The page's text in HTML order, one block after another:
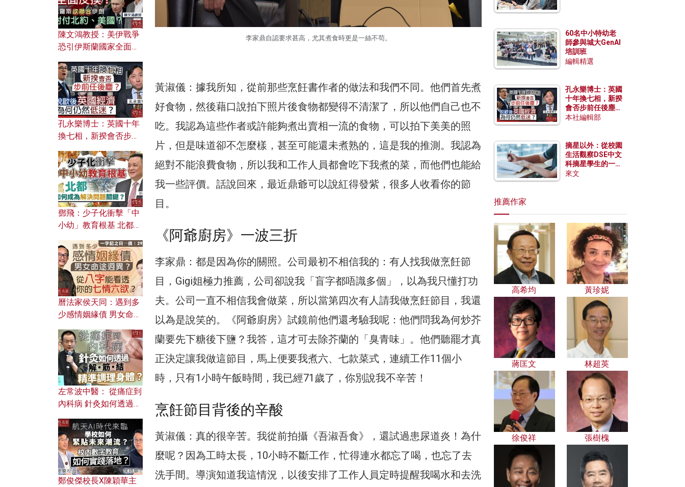
李家鼎自認要求甚高，尤其煮食時更是一絲不苟。
黃淑儀：據我所知，從前那些烹飪書作者的做法和我們不同。他們首先煮
好食物，然後藉口說拍下照片後食物都變得不清潔了，所以他們自己也不
吃。我認為這些作者或許能夠煮出賣相一流的食物，可以拍下美美的照
片，但是味道卻不怎麼樣，甚至可能還未煮熟的，這是我的推測。我認為
絕對不能浪費食物，所以我和工作人員都會吃下我煮的菜，而他們也能給
我一些評價。話說回來，最近鼎爺可以說紅得發紫，很多人收看你的節
目。
《阿爺廚房》一波三折
李家鼎：都是因為你的關照。公司最初不相信我的：有人找我做烹飪節
目，Gigi姐極力推薦，公司卻說我「盲字都唔識多個」，以為我只懂打功
夫。公司一直不相信我會做菜，所以當第四次有人請我做烹飪節目，我還
以為是說笑的。《阿爺廚房》試鏡前他們還考驗我呢：他們問我為何炒芥
蘭要先下糖後下鹽？我答，這才可去除芥蘭的「臭青味」。他們聽罷才真
正決定讓我做這節目，馬上便要我煮六、七款菜式，連續工作11個小
時，只有1小時午飯時間，我已經71歲了，你別說我不辛苦！
烹飪節目背後的辛酸
黃淑儀：真的很辛苦。我從前拍攝《吾淑吾食》，還試過患尿道炎！為什
麼呢？因為工時太長，10小時不斷工作，忙得連水都忘了喝，也忘了去
洗手間。導演知道我這情況，以後安排了工作人員定時提醒我喝水和去洗
陳文鴻教授：美伊戰爭
恐引伊斯蘭國家全面反
對付北約美國？
孔永樂博士：英國十年
換七相，新揆會否步前
濟為何仍然低迷？
鄧飛：少子化衝擊「中
小幼」教育根基 北都如
曆法家侯天同：遇到多
少感情姻緣債 男女命途
的七情六欲？
左常波中醫： 從痛症到
內科病 針灸如何透過解
鄭俊傑校長X陳穎華主
60名中小特幼老
師參與城大GenAI
培訓班
編輯精選
孔永樂博士：英國
十年換七相，新揆
會否步前任後塵？
脫歐後英國經濟為
本社編輯部
摘星以外：從校園
生活觀察DSE中文
科摘星學生的一點
特質
來文
推薦作家
高希均 黃珍妮
蔣匡文 林超英
徐俊祥 張樹槐